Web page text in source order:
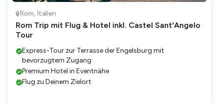
Rom, Italien
Rom Trip mit Flug & Hotel inkl. Castel Sant'Angelo
Tour
Express-Tour zur Terrasse der Engelsburg mit
bevorzugtem Zugang
Premium Hotel in Eventnähe
Flug zu Deinem Zielort